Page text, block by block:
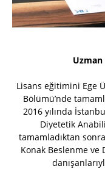
Lisans eğitimini Ege
Bölümü’nde
2016 yılında
Diyetetik
tamamladıktan
Konak Beslenme ve